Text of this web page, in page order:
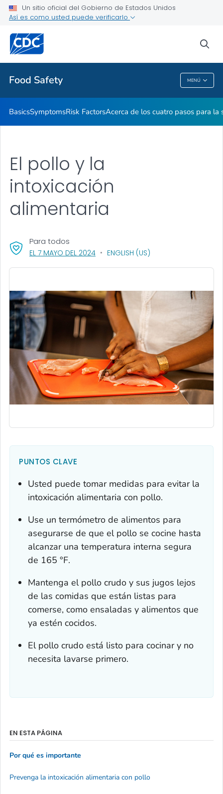
Un sitio oficial del Gobierno de Estados Unidos
Así es como usted puede verificarlo
Food Safety MENÚ
Temas relacionados
Food Safety
BasicsSymptomsRisk FactorsAcerca de los cuatro pasos para
EL 7 MAYO DEL 2024, VISIT LINK FOR DETAILS.
ENGLISH (US)
Para todos
El pollo y la
intoxicación
alimentaria
PUNTOS CLAVE
Usted puede tomar medidas para evitar la
intoxicación alimentaria con pollo.
Use un termómetro de alimentos para
asegurarse de que el pollo se cocine hasta
alcanzar una temperatura interna segura
de 165 °F.
Mantenga el pollo crudo y sus jugos lejos
de las comidas que están listas para
comerse, como ensaladas y alimentos que
ya estén cocidos.
El pollo crudo está listo para cocinar y no
necesita lavarse primero.
EN ESTA PÁGINA
Por qué es importante
Prevenga la intoxicación alimentaria con pollo